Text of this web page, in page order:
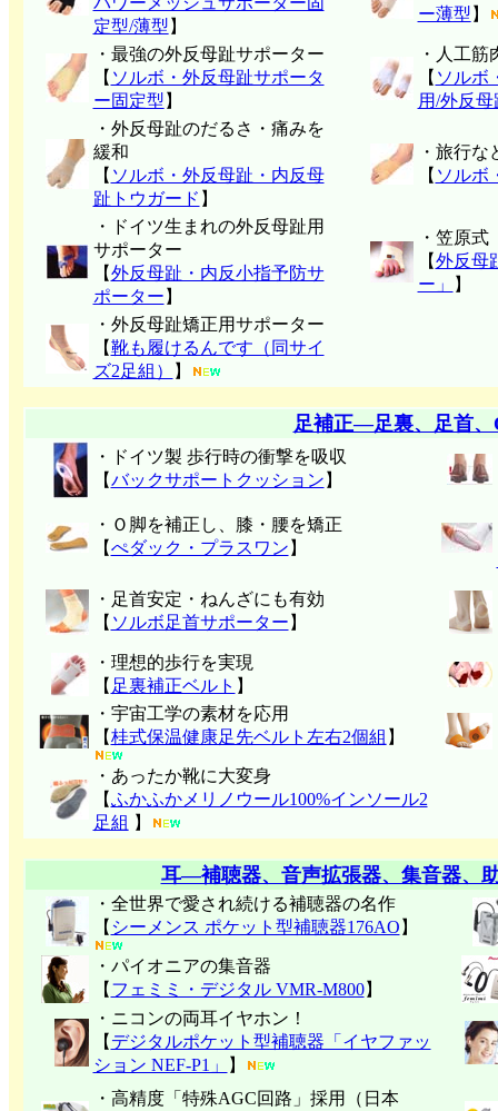
定型/薄型 】
ー薄型 】
・最強の外反母趾サポーター
【 ソルボ・外反母趾サポータ
ー固定型 】
・人工筋
【 ソルボ
用/外反
・外反母趾のだるさ・痛みを
緩和
【 ソルボ・外反母趾・内反母
趾トウガード 】
・旅行な
【 ソルボ
・ドイツ生まれの外反母趾用
サポーター
【外反母趾・内反小指予防サ
ポーター 】
・笠原式
【外反母
ー」
】
・外反母趾矯正用サポーター
【靴も履けるんです（同サイ
ズ2足組）
】
足補正―足裏、足首
・ドイツ製 歩行時の衝撃を吸収
【バックサポートクッション 】
・Ｏ脚を補正し、膝・腰を矯正
【ぺダック・プラスワン 】
・足首安定・ねんざにも有効
【 ソルボ足首サポーター 】
・理想的歩行を実現
【 足裏補正ベルト 】
・宇宙工学の素材を応用
【桂式保温健康足先ベルト左右2個組 】
・あったか靴に大変身
【ふかふかメリノウール100%インソール2
足組 】
耳―補聴器、音声拡張器、集音器、
・全世界で愛され続ける補聴器の名作
【 シーメンス ポケット型補聴器176AO 】
・パイオニアの集音器
【 フェミミ・デジタル VMR-M800】
・ニコンの両耳イヤホン！
【 デジタルポケット型補聴器「イヤファッ
ション NEF-P1」
】
・高精度「特殊AGC回路」採用（日本